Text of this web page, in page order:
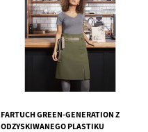
FARTUCH GREEN-GENERATION Z
ODZYSKIWANEGO PLASTIKU